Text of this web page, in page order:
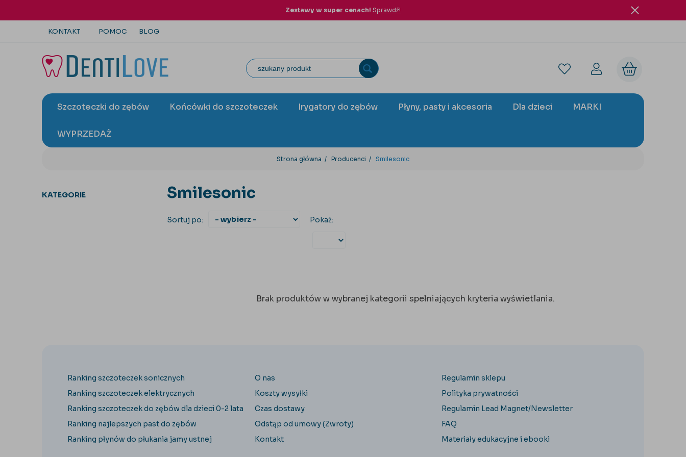
Zestawy w super cenach! Sprawdź!
KONTAKT
+48 22 113 4446
kontakt@dentilove.pl
POMOC BLOG
Szczoteczki do zębów Końcówki do szczoteczek Irygatory do zębów Płyny, pasty i akcesoria Dla dzieci MARKI
WYPRZEDAŻ
Strona główna Producenci Smilesonic
KATEGORIE Smilesonic
Sortuj po: Pokaż:
Brak produktów w wybranej kategorii spełniających kryteria wyświetlania.
Ranking szczoteczek sonicznych
Ranking szczoteczek elektrycznych
Ranking szczoteczek do zębów dla dzieci 0-2 lata
Ranking najlepszych past do zębów
Ranking płynów do płukania jamy ustnej
O nas
Koszty wysyłki
Czas dostawy
Odstąp od umowy (Zwroty)
Kontakt
Regulamin sklepu
Polityka prywatności
Regulamin Lead Magnet/Newsletter
FAQ
Materiały edukacyjne i ebooki